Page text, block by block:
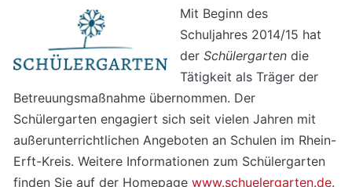
Mit Beginn des
Schuljahres 2014/15 hat
der Schülergarten die
Tätigkeit als Träger der
Betreuungsmaßnahme übernommen. Der
Schülergarten engagiert sich seit vielen Jahren mit
außerunterrichtlichen Angeboten an Schulen im Rhein-
Erft-Kreis. Weitere Informationen zum Schülergarten
finden Sie auf der Homepage www.schuelergarten.de.